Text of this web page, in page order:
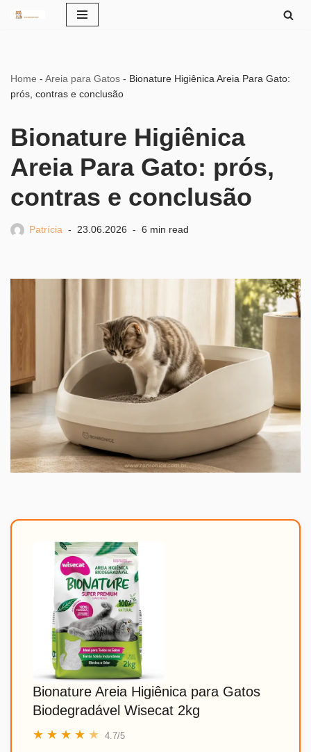
Home - Areia para Gatos - Bionature Higiênica Areia Para Gato:
prós, contras e conclusão
Bionature Higiênica
Areia Para Gato: prós,
contras e conclusão
Patrícia 23.06.2026 6 min read
Bionature Areia Higiênica para Gatos
Biodegradável Wisecat 2kg
★ ★ ★ ★ ★ 4.7/5